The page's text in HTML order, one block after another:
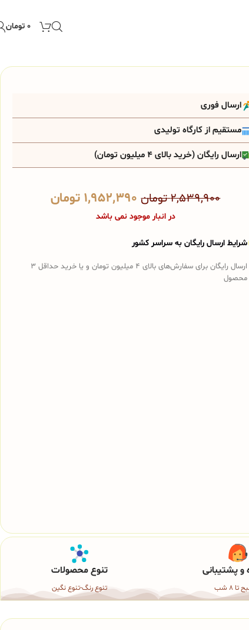
۰ تومان
ارسال فوری
مستقیم از کارگاه تولیدی
ارسال رایگان (خرید بالای 4 میلیون تومان)
۲,۵۳۹,۹۰۰تومان ۱,۹۵۲,۳۹۰ تومان
در انبار موجود نمی باشد
شرایط ارسال رایگان به سراسر کشور
ارسال رایگان برای سفارش‌های بالای 4 میلیون تومان و یا خرید حداقل 3
محصول
و پشتیبانی تنوع محصولات
تنوع رنگ-تنوع نگین